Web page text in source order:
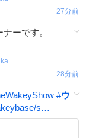
27分前
ーです。
28分前
#ウ
s…